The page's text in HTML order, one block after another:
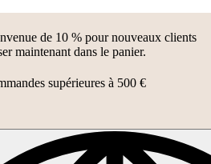
maintenant dans le panier.
supérieures à 500 €